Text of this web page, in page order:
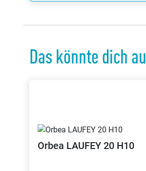
Das könnte dich
Orbea LAUFEY 20 H10